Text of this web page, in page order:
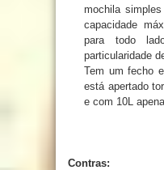
mochila
capacidade
para todo
particularidade
Tem um fecho
está apertado
e com 10L
Contras: